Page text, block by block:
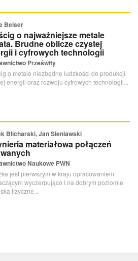
Beiser
o najważniejsze metale
Brudne oblicze czystej
i cyfrowych technologii
Prześwity
o metale niezbędne ludzkości do produkcji
energii oraz rozwoju cyfrowych technologii...
Blicharski, Jan Sieniawski
materiałowa połączeń
Naukowe PWN
jest pierwszym w kraju opracowaniem
wyczerpująco i na dobrym poziomie
fizyczne...